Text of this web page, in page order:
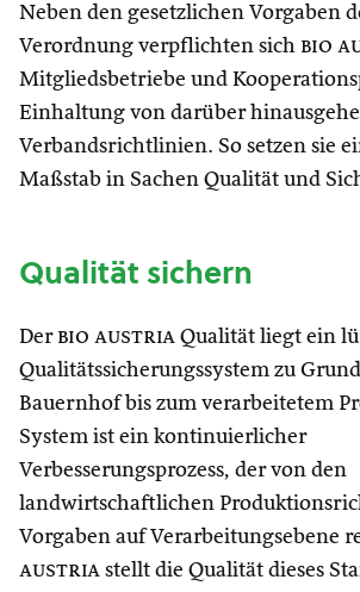
Neben den gesetzlichen Vorgaben
Verordnung verpflichten sich bio
Mitgliedsbetriebe und
Einhaltung von darüber
Verbandsrichtlinien. So setzen sie
Maßstab in Sachen Qualität und
Qualität sichern
Der bio austria Qualität liegt ein
Qualitätssicherungssystem zu
Bauernhof bis zum verarbeitetem
System ist ein kontinuierlicher
Verbesserungsprozess, der von den
landwirtschaftlichen
Vorgaben auf Verarbeitungsebene
austria stellt die Qualität dieses